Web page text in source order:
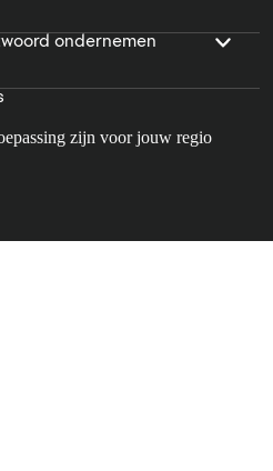
ondernemen
zijn voor jouw regio